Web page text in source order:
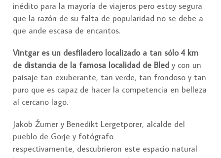
inédito para la mayoría de viajeros pero estoy segura
que la razón de su falta de popularidad no se debe a
que ande escasa de encantos.
Vintgar es un desfiladero localizado a tan sólo 4 km
de distancia de la famosa localidad de Bled y con un
paisaje tan exuberante, tan verde, tan frondoso y tan
puro que es capaz de hacer la competencia en belleza
al cercano lago.
Jakob Žumer y Benedikt Lergetporer, alcalde del
pueblo de Gorje y fotógrafo
respectivamente, descubrieron este espacio natural